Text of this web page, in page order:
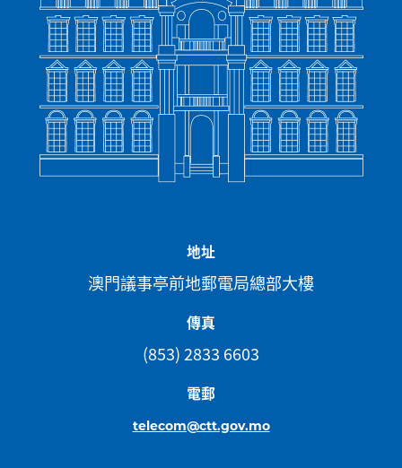
地址
澳門議事亭前地郵電局總部大樓
傳真
(853) 2833 6603
電郵
telecom@ctt.gov.mo